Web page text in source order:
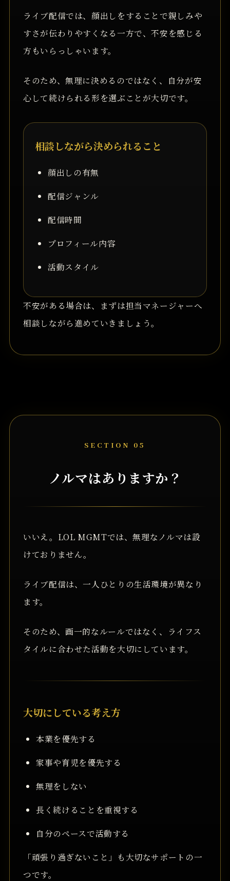
ライブ配信では、顔出しをすることで親しみや
すさが伝わりやすくなる一方で、不安を感じる
方もいらっしゃいます。
そのため、無理に決めるのではなく、自分が安
心して続けられる形を選ぶことが大切です。
相談しながら決められること
顔出しの有無
配信ジャンル
配信時間
プロフィール内容
活動スタイル
不安がある場合は、まずは担当マネージャーへ
相談しながら進めていきましょう。
SECTION 05
ノルマはありますか？
いいえ。LOL MGMTでは、無理なノルマは設
けておりません。
ライブ配信は、一人ひとりの生活環境が異なり
ます。
そのため、画一的なルールではなく、ライフス
タイルに合わせた活動を大切にしています。
大切にしている考え方
本業を優先する
家事や育児を優先する
無理をしない
長く続けることを重視する
自分のペースで活動する
「頑張り過ぎないこと」も大切なサポートの一
つです。